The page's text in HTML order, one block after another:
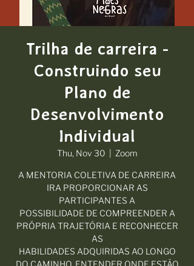
Trilha de carreira -
Construindo seu
Plano de
Desenvolvimento
Individual
Thu, Nov 30 Zoom
A MENTORIA COLETIVA DE CARREIRA
IRA PROPORCIONAR AS
PARTICIPANTES A
POSSIBILIDADE DE COMPREENDER A
PRÓPRIA TRAJETÓRIA E RECONHECER
AS
HABILIDADES ADQUIRIDAS AO LONGO
DO CAMINHO, ENTENDER ONDE ESTÃO